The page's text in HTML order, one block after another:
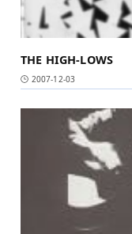
THE HIGH-LOWS
2007-12-03